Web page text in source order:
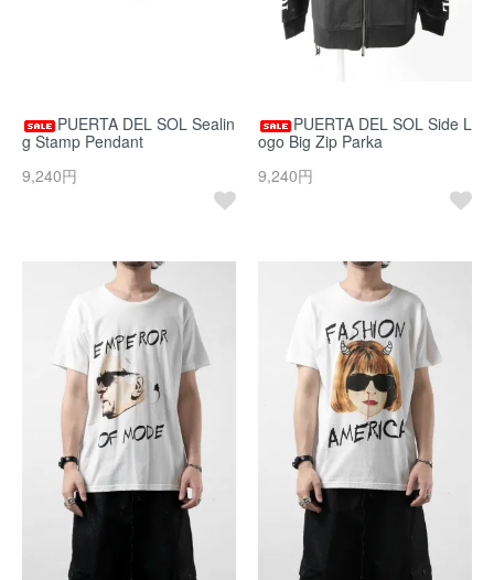
PUERTA DEL SOL Sealin
g Stamp Pendant
9,240円
PUERTA DEL SOL Side L
ogo Big Zip Parka
9,240円